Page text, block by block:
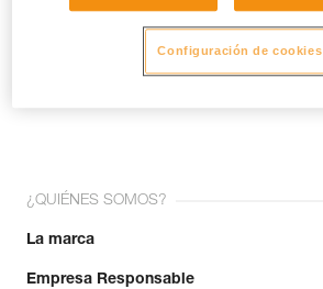
¡Únete a la comunidad!
¿QUIÉNES SOMOS?
La marca
Empresa Responsable
Configuración de cookies